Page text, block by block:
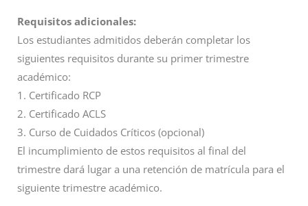
Requisitos adicionales:
Los estudiantes admitidos deberán completar los
siguientes requisitos durante su primer trimestre
académico:
1. Certificado RCP
2. Certificado ACLS
3. Curso de Cuidados Críticos (opcional)
El incumplimiento de estos requisitos al final del
trimestre dará lugar a una retención de matrícula para el
siguiente trimestre académico.